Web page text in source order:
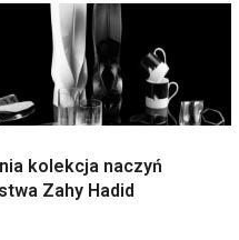
kolekcja naczyń
Zahy Hadid